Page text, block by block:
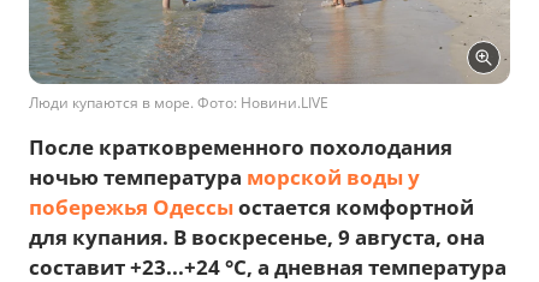
Люди купаются в море. Фото: Новини.LIVE
После кратковременного похолодания
ночью температура морской воды у
побережья Одессыостается комфортной
для купания. В воскресенье, 9 августа, она
составит +23...+24 °C, а дневная температура